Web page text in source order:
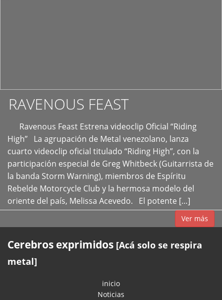
RAVENOUS FEAST
Ravenous Feast Estrena videoclip Oficial “Riding
High” La agrupación de Metal venezolano, lanza
cuarto videoclip oficial titulado “Riding High”, con la
participación especial de Greg Whitbeck (Guitarrista de
la banda Storm Warning), miembros de Espíritu
Rebelde Motorcycle Club y la hermosa modelo del
oriente del país, Melissa Acevedo. El potente […]
Ver más
Cerebros exprimidos [Acá solo se respira
metal]
inicio
Noticias